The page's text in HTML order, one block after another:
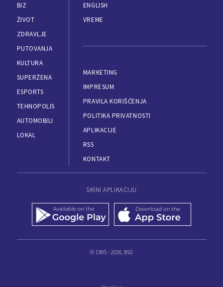
BIZ
ŽIVOT
ZDRAVLJE
PUTOVANJA
KULTURA
SUPERŽENA
ESPORTS
TEHNOPOLIS
AUTOMOBILI
LOKAL
ENGLISH
VREME
MARKETING
IMPRESUM
PRAVILA KORIŠĆENJA
POLITIKA PRIVATNOSTI
APLIKACIJE
RSS
KONTAKT
SKINI APLIKACIJU
© 1995 - 2026, B92